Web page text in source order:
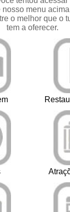
nosso menu
o melhor que o
tem a oferecer.